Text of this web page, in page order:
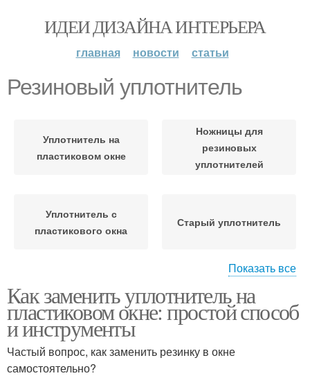
ИДЕИ ДИЗАЙНА ИНТЕРЬЕРА
главная новости статьи
Резиновый уплотнитель
Уплотнитель на
пластиковом окне
Ножницы для
резиновых
уплотнителей
Уплотнитель с
пластикового окна
Старый уплотнитель
резиновых
уплотнителей
Новый уплотнитель
Уплотнитель на
Показать все
Как заменить уплотнитель на
пластиковом окне: простой способ
и инструменты
Частый вопрос, как заменить резинку в окне
самостоятельно?